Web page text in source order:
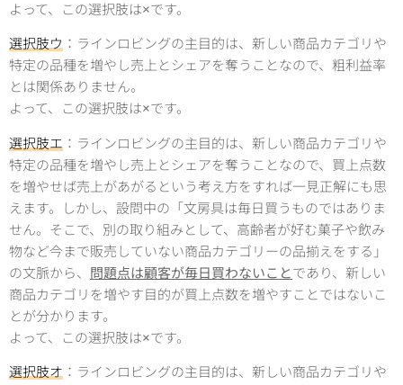
よって、この選択肢は×です。
選択肢ウ ：ラインロビングの主目的は、新しい商品カテゴリや
特定の品種を増やし売上とシェアを奪うことなので、粗利益率
とは関係ありません。
よって、この選択肢は×です。
選択肢エ ：ラインロビングの主目的は、新しい商品カテゴリや
特定の品種を増やし売上とシェアを奪うことなので、買上点数
を増やせば売上があがるという考え方をすれば一見正解にも思
えます。しかし、設問中の「文房具は毎日買うものではありま
せん。そこで、別の取り組みとして、高齢者が好む菓子や飲み
物など今まで販売していない商品カテゴリーの品揃えをする」
の文脈から、
問題点は顧客が毎日買わないこと であり、新しい
商品カテゴリを増やす目的が買上点数を増やすことではないこ
とが分かります。
よって、この選択肢は×です。
選択肢オ ：ラインロビングの主目的は、新しい商品カテゴリや